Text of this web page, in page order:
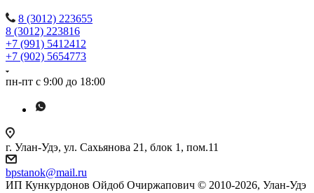
8 (3012) 223655
8 (3012) 223816
+7 (991) 5412412
+7 (902) 5654773
пн-пт с 9:00 до 18:00
г. Улан-Удэ, ул. Сахьянова 21, блок 1, пом.11
bpstanok@mail.ru
ИП Кункурдонов Ойдоб Очиржапович © 2010-2026, Улан-Удэ